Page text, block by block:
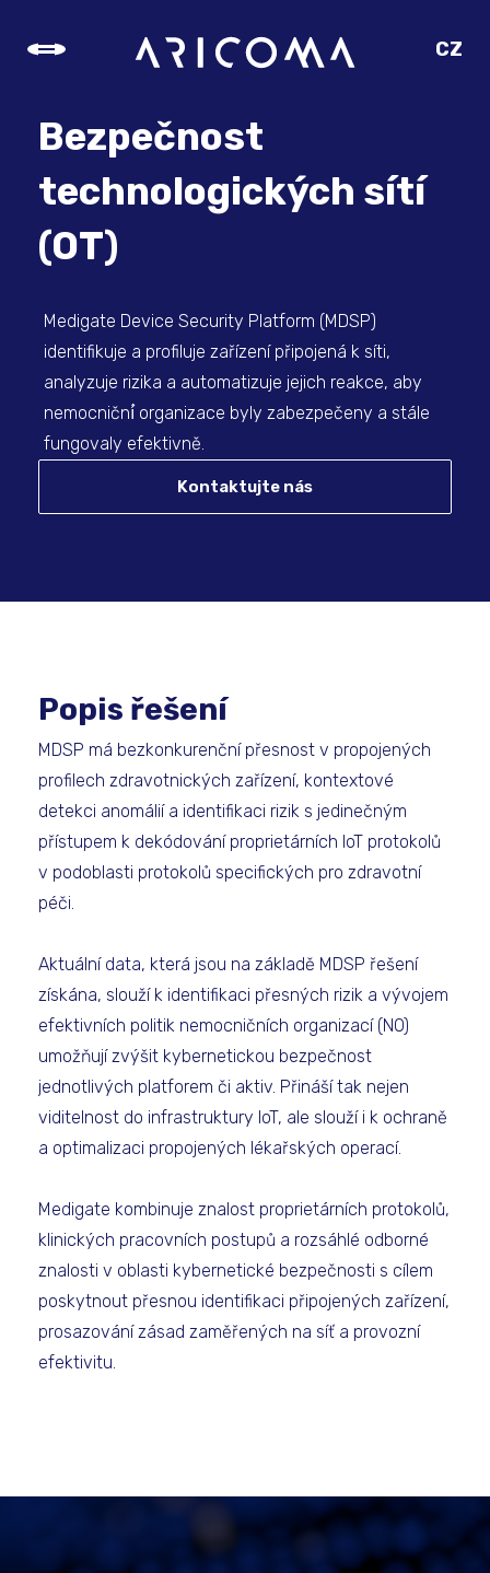
CZ
Bezpečnost
technologických sítí
(OT)
Medigate Device Security Platform (MDSP)
identifikuje a profiluje zařízení připojená k síti,
analyzuje rizika a automatizuje jejich reakce, aby
nemocniční́ organizace byly zabezpečeny a stále
fungovaly efektivně.
Kontaktujte nás
Popis řešení
MDSP má bezkonkurenční přesnost v propojených
profilech zdravotnických zařízení, kontextové
detekci anomálií a identifikaci rizik s jedinečným
přístupem k dekódování proprietárních IoT protokolů
v podoblasti protokolů specifických pro zdravotní
péči.
Aktuální data, která jsou na základě MDSP řešení
získána, slouží k identifikaci přesných rizik a vývojem
efektivních politik nemocničních organizací (NO)
umožňují zvýšit kybernetickou bezpečnost
jednotlivých platforem či aktiv. Přináší tak nejen
viditelnost do infrastruktury IoT, ale slouží i k ochraně
a optimalizaci propojených lékařských operací.
Medigate kombinuje znalost proprietárních protokolů,
klinických pracovních postupů a rozsáhlé odborné
znalosti v oblasti kybernetické bezpečnosti s cílem
poskytnout přesnou identifikaci připojených zařízení,
prosazování zásad zaměřených na síť a provozní
efektivitu.